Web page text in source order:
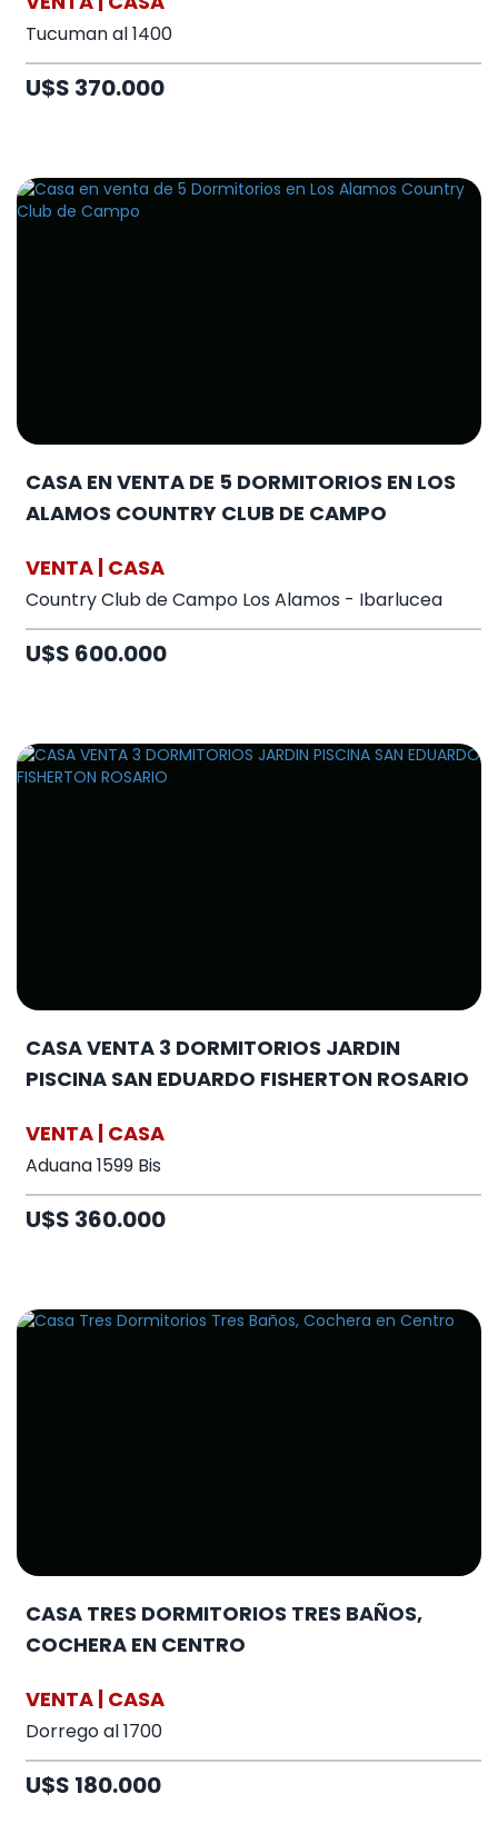
Tucuman al 1400
U$S 370.000
CASA EN VENTA DE 5 DORMITORIOS EN LOS
ALAMOS COUNTRY CLUB DE CAMPO
VENTA | CASA
Country Club de Campo Los Alamos - Ibarlucea
U$S 600.000
CASA VENTA 3 DORMITORIOS JARDIN
PISCINA SAN EDUARDO FISHERTON ROSARIO
VENTA | CASA
Aduana 1599 Bis
U$S 360.000
CASA TRES DORMITORIOS TRES BAÑOS,
COCHERA EN CENTRO
VENTA | CASA
Dorrego al 1700
U$S 180.000